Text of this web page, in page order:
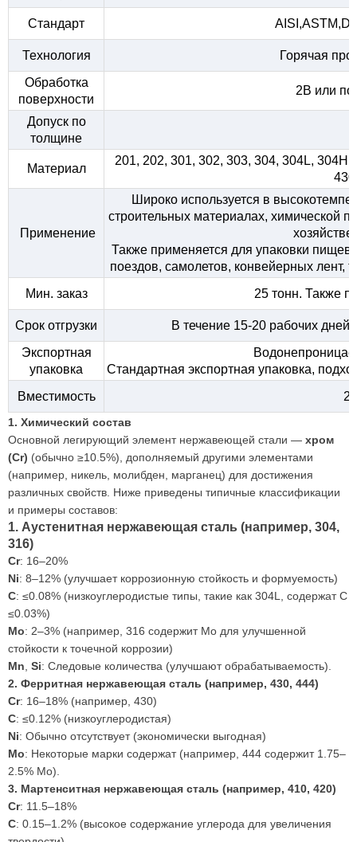
Стандарт
Технология
Горячая
Обработка
поверхности
2B или по
Допуск по
толщине
Материал
201, 202, 301, 302, 303, 304, 304L,
Применение
Широко используется в
строительных материалах, химической
Также применяется для упаковки
поездов, самолетов, конвейерных лент,
Мин. заказ
25 тонн. Также
Срок отгрузки
В течение 15-20 рабочих дней
Экспортная
упаковка
Стандартная экспортная упаковка,
Вместимость
1. Химический состав
Основной легирующий элемент нержавеющей стали — хром
(Cr) (обычно ≥10.5%), дополняемый другими элементами
(например, никель, молибден, марганец) для достижения
различных свойств. Ниже приведены типичные классификации
и примеры составов:
1. Аустенитная нержавеющая сталь (например, 304,
316)
Cr: 16–20%
Ni: 8–12% (улучшает коррозионную стойкость и формуемость)
C: ≤0.08% (низкоуглеродистые типы, такие как 304L, содержат C
≤0.03%)
Mo: 2–3% (например, 316 содержит Mo для улучшенной
стойкости к точечной коррозии)
Mn Si: Следовые количества (улучшают обрабатываемость).
2. Ферритная нержавеющая сталь (например, 430, 444)
Cr: 16–18% (например, 430)
C: ≤0.12% (низкоуглеродистая)
Ni: Обычно отсутствует (экономически выгодная)
Mo: Некоторые марки содержат (например, 444 содержит 1.75–
2.5% Mo).
3. Мартенситная нержавеющая сталь (например, 410, 420)
Cr: 11.5–18%
C: 0.15–1.2% (высокое содержание углерода для увеличения